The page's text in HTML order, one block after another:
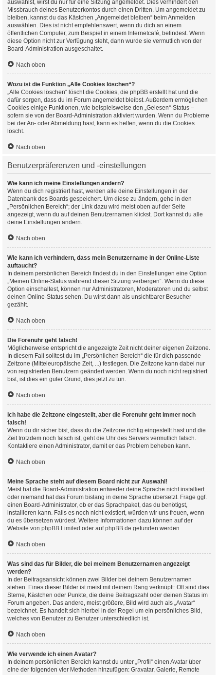
auswählst, wirst du nur für eine Sitzung angemeldet. Dies verhindert den
Missbrauch deines Benutzerkontos durch einen Dritten. Um angemeldet zu
bleiben, kannst du das Kästchen „Angemeldet bleiben“ beim Anmelden
auswählen. Dies ist nicht empfehlenswert, wenn du dich an einem
öffentlichen Computer, zum Beispiel in einem Internetcafé, befindest. Wenn
diese Option nicht zur Verfügung steht, dann wurde sie vermutlich von der
Board-Administration ausgeschaltet.
Nach oben
Wozu ist die Funktion „Alle Cookies löschen“?
„Alle Cookies löschen“ löscht die Cookies, die phpBB erstellt hat und die
dafür sorgen, dass du im Forum angemeldet bleibst. Außerdem ermöglichen
Cookies einige Funktionen, wie beispielsweise den „Gelesen“-Status –
sofern sie von der Board-Administration aktiviert wurden. Wenn du Probleme
bei der An- oder Abmeldung hast, kann es helfen, wenn du die Cookies
löscht.
Nach oben
Benutzerpräferenzen und -einstellungen
Wie kann ich meine Einstellungen ändern?
Wenn du dich registriert hast, werden alle deine Einstellungen in der
Datenbank des Boards gespeichert. Um diese zu ändern, gehe in den
„Persönlichen Bereich“; der Link dazu wird meist oben auf der Seite
angezeigt, wenn du auf deinen Benutzernamen klickst. Dort kannst du alle
deine Einstellungen ändern.
Nach oben
Wie kann ich verhindern, dass mein Benutzername in der Online-Liste
auftaucht?
In deinem persönlichen Bereich findest du in den Einstellungen eine Option
„Meinen Online-Status während dieser Sitzung verbergen“. Wenn du diese
Option einschaltest, können nur Administratoren, Moderatoren und du selbst
deinen Online-Status sehen. Du wirst dann als unsichtbarer Besucher
gezählt.
Nach oben
Die Forenuhr geht falsch!
Möglicherweise entspricht die angezeigte Zeit nicht deiner eigenen Zeitzone.
In diesem Fall solltest du im „Persönlichen Bereich“ die für dich passende
Zeitzone (Mitteleuropäische Zeit, ...) festlegen. Die Zeitzone kann dabei nur
von registrierten Benutzern geändert werden. Wenn du noch nicht registriert
bist, ist dies ein guter Grund, dies jetzt zu tun.
Nach oben
Ich habe die Zeitzone eingestellt, aber die Forenuhr geht immer noch
falsch!
Wenn du dir sicher bist, dass du die Zeitzone richtig eingestellt hast und die
Zeit trotzdem noch falsch ist, geht die Uhr des Servers vermutlich falsch.
Kontaktiere einen Administrator, damit er das Problem beheben kann.
Nach oben
Meine Sprache steht auf diesem Board nicht zur Auswahl!
Meist hat die Board-Administration entweder deine Sprache nicht installiert
oder niemand hat das Forum bislang in deine Sprache übersetzt. Frage ggf.
einen Board-Administrator, ob er das Sprachpaket, das du benötigst,
installieren kann. Falls es noch nicht existiert, würden wir uns freuen, wenn
du es übersetzen würdest. Weitere Informationen dazu können auf der
Website von phpBB Limited oder aufphpBB.de gefunden werden.
Nach oben
Was sind das für Bilder, die bei meinem Benutzernamen angezeigt
werden?
In der Beitragsansicht können zwei Bilder bei deinem Benutzernamen
stehen. Eines dieser Bilder ist meist mit deinem Rang verknüpft: Oft sind dies
Sterne, Kästchen oder Punkte, die deine Beitragszahl oder deinen Status im
Forum angeben. Das andere, meist größere, Bild wird auch als „Avatar“
bezeichnet. Es handelt sich hierbei in der Regel um ein persönliches Bild,
welches von Benutzer zu Benutzer unterschiedlich ist.
Nach oben
Wie verwende ich einen Avatar?
In deinem persönlichen Bereich kannst du unter „Profil“ einen Avatar über
eine der folgenden vier Methoden hinzufügen: Gravatar, Galerie, Remote